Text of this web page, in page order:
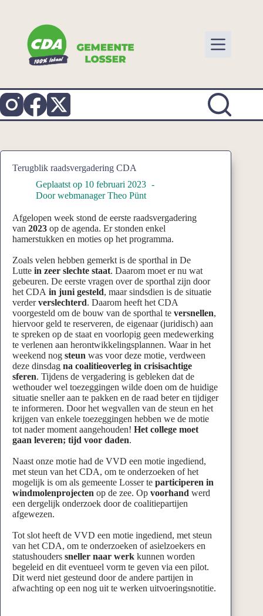
Terugblik raadsvergadering CDA
Geplaatst op 10 februari 2023
Door webmanager Theo Pünt
Afgelopen week stond de eerste raadsvergadering
van 2023 op de agenda. Er stonden enkel
hamerstukken en moties op het programma.
Zoals velen hebben gemerkt is de sporthal in De
Lutte in zeer slechte staat. Daarom moet er nu wat
gebeuren. De eerste vragen over de sporthal zijn door
het CDA in juni gesteld, maar sindsdien is de situatie
verderverslechterd. Daarom heeft het CDA
voorgesteld om de bouw van de sporthal te versnellen,
hiervoor geld te reserveren, de eigenaar (juridisch) aan
te spreken op de staat en voorlopig geen medewerking
te verlenen aan herontwikkelingsplannen. Waar in het
weekend nog steun was voor deze motie, verdween
deze dinsdag na coalitieoverleg in crisisachtige
sferen. Tijdens de vergadering is gebleken dat de
wethouder wel toezeggingen wilde doen om de huidige
situatie sneller aan te pakken en de raad beter en tijdiger
te informeren. Door het wegvallen van de steun en het
krijgen van enkele toezeggingen hebben we de motie
tot nader moment aangehouden! Het college moet
gaan leveren; tijd voor daden.
Naast onze motie had de VVD een motie ingediend,
met steun van het CDA, om te onderzoeken of het
mogelijk is om als gemeente Losser te participeren in
windmolenprojecten op de zee. Op voorhand werd
een dergelijk onderzoek door de coalitiepartijen
afgewezen.
Tot slot heeft de VVD een motie ingediend, met steun
van het CDA, om te onderzoeken of asielzoekers en
statushouders sneller naar werk kunnen worden
begeleid en dit eventueel vorm te geven via een pilot.
Dit werd niet gesteund door de andere partijen in
afwachting op een nog uit te werken uitvoeringsnotitie.